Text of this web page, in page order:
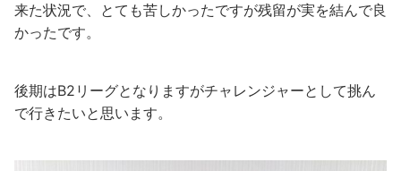
来た状況で、とても苦しかったですが残留が実を結んで良
かったです。
後期はB2リーグとなりますがチャレンジャーとして挑ん
で行きたいと思います。